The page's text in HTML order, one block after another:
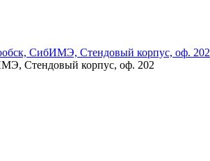
СибИМЭ, Стендовый корпус, оф. 202
Стендовый корпус, оф. 202